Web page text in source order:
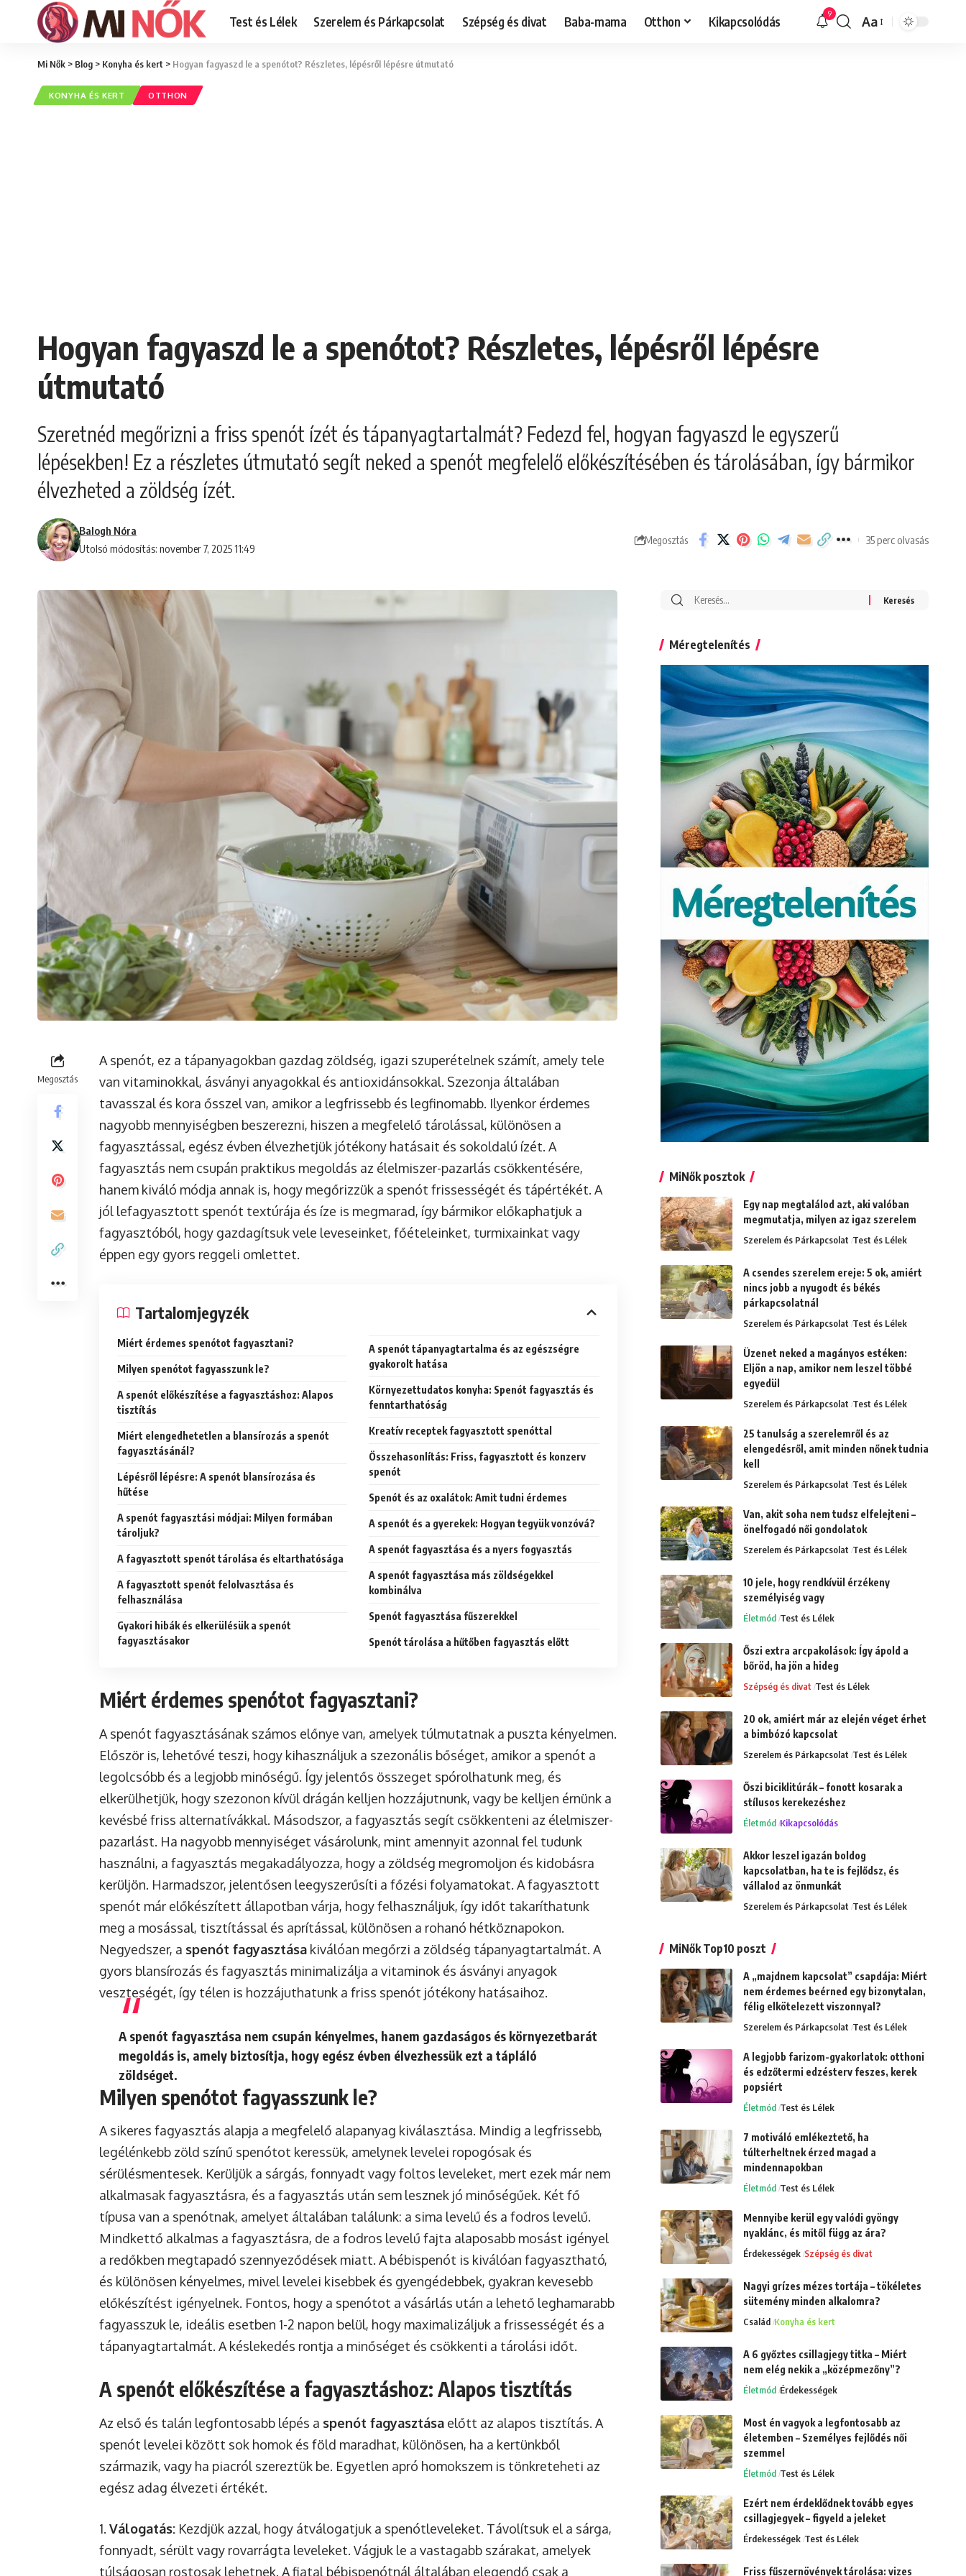
Test és Lélek Szerelem és Párkapcsolat Szépség és divat Baba-mama Otthon Kikapcsolódás 9
Font
Aa
Mi Nők > Blog > Konyha és kert > Hogyan fagyaszd le a spenótot? Részletes, lépésről lépésre útmutató
KONYHA ÉS KERT OTTHON
Hogyan fagyaszd le a spenótot? Részletes, lépésről lépésre
útmutató
Szeretnéd megőrizni a friss spenót ízét és tápanyagtartalmát? Fedezd fel, hogyan fagyaszd le egyszerű
lépésekben! Ez a részletes útmutató segít neked a spenót megfelelő előkészítésében és tárolásában, így bármikor
élvezheted a zöldség ízét.
Utolsó módosítás: november 7, 2025 11:49
Balogh Nóra
Megosztás 35 perc olvasás
Megosztás
A spenót, ez a tápanyagokban gazdag zöldség, igazi szuperételnek számít, amely tele
van vitaminokkal, ásványi anyagokkal és antioxidánsokkal. Szezonja általában
tavasszal és kora ősszel van, amikor a legfrissebb és legfinomabb. Ilyenkor érdemes
nagyobb mennyiségben beszerezni, hiszen a megfelelő tárolással, különösen a
fagyasztással, egész évben élvezhetjük jótékony hatásait és sokoldalú ízét. A
fagyasztás nem csupán praktikus megoldás az élelmiszer-pazarlás csökkentésére,
hanem kiváló módja annak is, hogy megőrizzük a spenót frissességét és tápértékét. A
jól lefagyasztott spenót textúrája és íze is megmarad, így bármikor előkaphatjuk a
fagyasztóból, hogy gazdagítsuk vele leveseinket, főételeinket, turmixainkat vagy
éppen egy gyors reggeli omlettet.
Tartalomjegyzék
Miért érdemes spenótot fagyasztani?
Milyen spenótot fagyasszunk le?
A spenót előkészítése a fagyasztáshoz: Alapos
tisztítás
Miért elengedhetetlen a blansírozás a spenót
fagyasztásánál?
Lépésről lépésre: A spenót blansírozása és
hűtése
A spenót fagyasztási módjai: Milyen formában
tároljuk?
A fagyasztott spenót tárolása és eltarthatósága
A fagyasztott spenót felolvasztása és
felhasználása
Gyakori hibák és elkerülésük a spenót
fagyasztásakor
A spenót tápanyagtartalma és az egészségre
gyakorolt hatása
Környezettudatos konyha: Spenót fagyasztás és
fenntarthatóság
Kreatív receptek fagyasztott spenóttal
Összehasonlítás: Friss, fagyasztott és konzerv
spenót
Spenót és az oxalátok: Amit tudni érdemes
A spenót és a gyerekek: Hogyan tegyük vonzóvá?
A spenót fagyasztása és a nyers fogyasztás
A spenót fagyasztása más zöldségekkel
kombinálva
Spenót fagyasztása fűszerekkel
Spenót tárolása a hűtőben fagyasztás előtt
Miért érdemes spenótot fagyasztani?
A spenót fagyasztásának számos előnye van, amelyek túlmutatnak a puszta kényelmen.
Először is, lehetővé teszi, hogy kihasználjuk a szezonális bőséget, amikor a spenót a
legolcsóbb és a legjobb minőségű. Így jelentős összeget spórolhatunk meg, és
elkerülhetjük, hogy szezonon kívül drágán kelljen hozzájutnunk, vagy be kelljen érnünk a
kevésbé friss alternatívákkal. Másodszor, a fagyasztás segít csökkenteni az élelmiszer-
pazarlást. Ha nagyobb mennyiséget vásárolunk, mint amennyit azonnal fel tudunk
használni, a fagyasztás megakadályozza, hogy a zöldség megromoljon és kidobásra
kerüljön. Harmadszor, jelentősen leegyszerűsíti a főzési folyamatokat. A fagyasztott
spenót már előkészített állapotban várja, hogy felhasználjuk, így időt takaríthatunk
meg a mosással, tisztítással és aprítással, különösen a rohanó hétköznapokon.
Negyedszer, a spenót fagyasztása kiválóan megőrzi a zöldség tápanyagtartalmát. A
gyors blansírozás és fagyasztás minimalizálja a vitaminok és ásványi anyagok
veszteségét, így télen is hozzájuthatunk a friss spenót jótékony hatásaihoz.
A spenót fagyasztása nem csupán kényelmes, hanem gazdaságos és környezetbarát
megoldás is, amely biztosítja, hogy egész évben élvezhessük ezt a tápláló
zöldséget.
Milyen spenótot fagyasszunk le?
A sikeres fagyasztás alapja a megfelelő alapanyag kiválasztása. Mindig a legfrissebb,
legélénkebb zöld színű spenótot keressük, amelynek levelei ropogósak és
sérülésmentesek. Kerüljük a sárgás, fonnyadt vagy foltos leveleket, mert ezek már nem
alkalmasak fagyasztásra, és a fagyasztás után sem lesznek jó minőségűek. Két fő
típusa van a spenótnak, amelyet általában találunk: a sima levelű és a fodros levelű.
Mindkettő alkalmas a fagyasztásra, de a fodros levelű fajta alaposabb mosást igényel
a redőkben megtapadó szennyeződések miatt. A bébispenót is kiválóan fagyasztható,
és különösen kényelmes, mivel levelei kisebbek és gyengédebbek, gyakran kevesebb
előkészítést igényelnek. Fontos, hogy a spenótot a vásárlás után a lehető leghamarabb
fagyasszuk le, ideális esetben 1-2 napon belül, hogy maximalizáljuk a frissességét és a
tápanyagtartalmát. A késlekedés rontja a minőséget és csökkenti a tárolási időt.
A spenót előkészítése a fagyasztáshoz: Alapos tisztítás
Az első és talán legfontosabb lépés a spenót fagyasztása előtt az alapos tisztítás. A
spenót levelei között sok homok és föld maradhat, különösen, ha a kertünkből
származik, vagy ha piacról szereztük be. Egyetlen apró homokszem is tönkreteheti az
egész adag élvezeti értékét.
1. Válogatás: Kezdjük azzal, hogy átválogatjuk a spenótleveleket. Távolítsuk el a sárga,
fonnyadt, sérült vagy rovarrágta leveleket. Vágjuk le a vastagabb szárakat, amelyek
túlságosan rostosak lehetnek. A fiatal bébispenótnál általában elegendő csak a
Search
Méregtelenítés
MiNők posztok
Egy nap megtalálod azt, aki valóban
megmutatja, milyen az igaz szerelem
Szerelem és Párkapcsolat Test és Lélek
A csendes szerelem ereje: 5 ok, amiért
nincs jobb a nyugodt és békés
párkapcsolatnál
Szerelem és Párkapcsolat Test és Lélek
Üzenet neked a magányos estéken:
Eljön a nap, amikor nem leszel többé
egyedül
Szerelem és Párkapcsolat Test és Lélek
25 tanulság a szerelemről és az
elengedésről, amit minden nőnek tudnia
kell
Szerelem és Párkapcsolat Test és Lélek
Van, akit soha nem tudsz elfelejteni –
önelfogadó női gondolatok
Szerelem és Párkapcsolat Test és Lélek
10 jele, hogy rendkívül érzékeny
személyiség vagy
Életmód Test és Lélek
Őszi extra arcpakolások: Így ápold a
bőröd, ha jön a hideg
Szépség és divat Test és Lélek
20 ok, amiért már az elején véget érhet
a bimbózó kapcsolat
Szerelem és Párkapcsolat Test és Lélek
Őszi biciklitúrák – fonott kosarak a
stílusos kerekezéshez
Életmód Kikapcsolódás
Akkor leszel igazán boldog
kapcsolatban, ha te is fejlődsz, és
vállalod az önmunkát
Szerelem és Párkapcsolat Test és Lélek
MiNők Top10 poszt
A „majdnem kapcsolat” csapdája: Miért
nem érdemes beérned egy bizonytalan,
félig elkötelezett viszonnyal?
Szerelem és Párkapcsolat Test és Lélek
A legjobb farizom-gyakorlatok: otthoni
és edzőtermi edzésterv feszes, kerek
popsiért
Életmód Test és Lélek
7 motiváló emlékeztető, ha
túlterheltnek érzed magad a
mindennapokban
Életmód Test és Lélek
Mennyibe kerül egy valódi gyöngy
nyaklánc, és mitől függ az ára?
Érdekességek Szépség és divat
Nagyi grízes mézes tortája – tökéletes
sütemény minden alkalomra?
Család Konyha és kert
A 6 győztes csillagjegy titka – Miért
nem elég nekik a „középmezőny”?
Életmód Érdekességek
Most én vagyok a legfontosabb az
életemben – Személyes fejlődés női
szemmel
Életmód Test és Lélek
Ezért nem érdeklődnek tovább egyes
csillagjegyek – figyeld a jeleket
Érdekességek Test és Lélek
Friss fűszernövények tárolása: vizes